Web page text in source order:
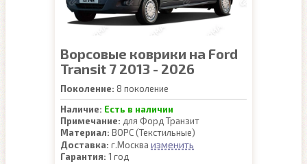
Ворсовые коврики на Ford
Transit 7 2013 - 2026
Поколение: 8 поколение
Наличие: Есть в наличии
Примечание: для Форд Транзит
Материал: ВОРС (Текстильные)
Доставка: г.Москва изменить
Гарантия: 1 год